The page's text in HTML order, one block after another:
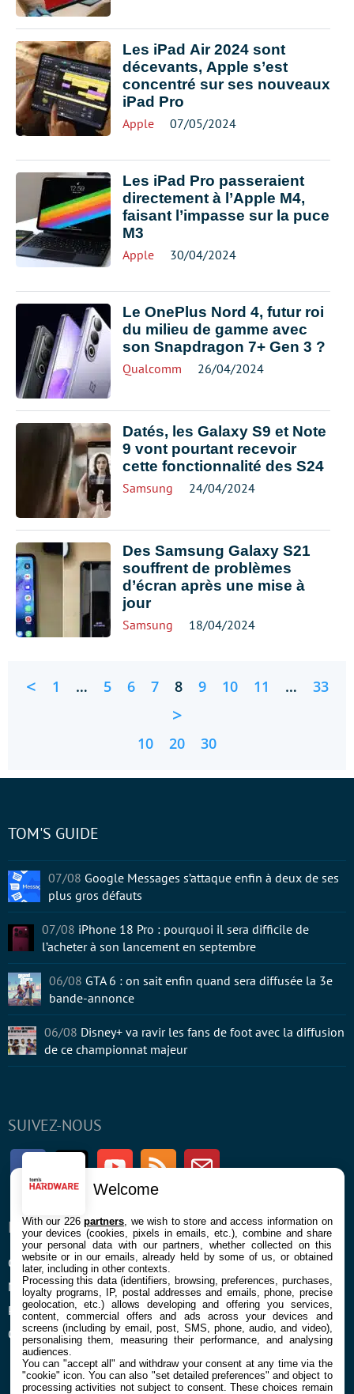
Les iPad Air 2024 sont
décevants, Apple s’est
concentré sur ses nouveaux
iPad Pro
Apple 07/05/2024
Les iPad Pro passeraient
directement à l’Apple M4,
faisant l’impasse sur la puce
M3
Apple 30/04/2024
Le OnePlus Nord 4, futur roi
du milieu de gamme avec
son Snapdragon 7+ Gen 3 ?
Qualcomm 26/04/2024
Datés, les Galaxy S9 et Note
9 vont pourtant recevoir
cette fonctionnalité des S24
Samsung 24/04/2024
Des Samsung Galaxy S21
souffrent de problèmes
d’écran après une mise à
jour
Samsung 18/04/2024
< 1 … 5 6 7 8 9 10 11 … 33
>
10 20 30
SUIVEZ-NOUS
FacebookTwitter Youtube RSS Newsletter
ENTREPRISE
Confidentialité et Cookies
Mentions légales et CGU
Préférences Cookies
Qui sommes nous
À PROPOS
Contact
TOM'S GUIDE
07/08 Google Messages s’attaque enfin à deux de ses
plus gros défauts
07/08 iPhone 18 Pro : pourquoi il sera difficile de
l’acheter à son lancement en septembre
06/08 GTA 6 : on sait enfin quand sera diffusée la 3e
bande-annonce
06/08 Disney+ va ravir les fans de foot avec la diffusion
de ce championnat majeur
Welcome
With our 226partners , we wish to store and access information on
your devices (cookies, pixels in emails, etc.), combine and share
your personal data with our partners, whether collected on this
website or in our emails, already held by some of us, or obtained
later, including in other contexts.
Processing this data (identifiers, browsing, preferences, purchases,
loyalty programs, IP, postal addresses and emails, phone, precise
geolocation, etc.) allows developing and offering you services,
content, commercial offers and ads across your devices and
screens (including by email, post, SMS, phone, audio, and video),
personalising them, measuring their performance, and analysing
audiences.
You can "accept all" and withdraw your consent at any time via the
"cookie" icon. You can also "set detailed preferences" and object to
processing activities not subject to consent. These choices remain